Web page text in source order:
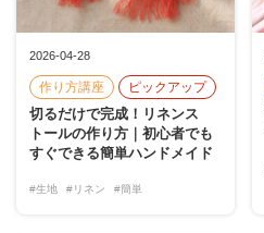
2026-04-28
作り方講座 ピックアップ
切るだけで完成！リネンス
トールの作り方｜初心者でも
すぐできる簡単ハンドメイド
#生地 #リネン #簡単